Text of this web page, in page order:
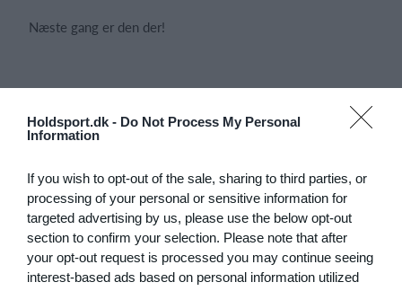
Holdsport.dk - Do Not Process My Personal
Information
If you wish to opt-out of the sale, sharing to third parties, or
processing of your personal or sensitive information for
targeted advertising by us, please use the below opt-out
section to confirm your selection. Please note that after
your opt-out request is processed you may continue seeing
interest-based ads based on personal information utilized
Næste gang er den der!
Kampreferater
15. juni